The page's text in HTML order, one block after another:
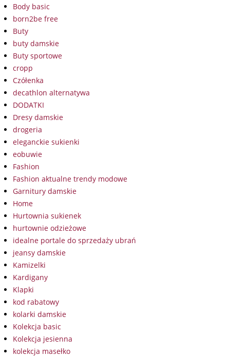
Body basic
born2be free
Buty
buty damskie
Buty sportowe
cropp
Czółenka
decathlon alternatywa
DODATKI
Dresy damskie
drogeria
eleganckie sukienki
eobuwie
Fashion
Fashion aktualne trendy modowe
Garnitury damskie
Home
Hurtownia sukienek
hurtownie odzieżowe
idealne portale do sprzedaży ubrań
jeansy damskie
Kamizelki
Kardigany
Klapki
kod rabatowy
kolarki damskie
Kolekcja basic
Kolekcja jesienna
kolekcja masełko